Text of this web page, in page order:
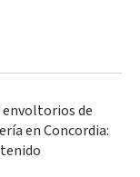
envoltorios de
en Concordia: